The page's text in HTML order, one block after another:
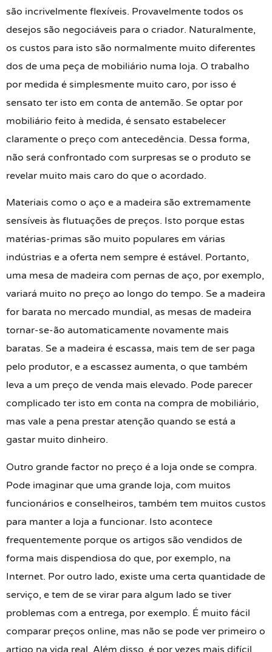
são incrivelmente flexíveis. Provavelmente todos os
desejos são negociáveis para o criador. Naturalmente,
os custos para isto são normalmente muito diferentes
dos de uma peça de mobiliário numa loja. O trabalho
por medida é simplesmente muito caro, por isso é
sensato ter isto em conta de antemão. Se optar por
mobiliário feito à medida, é sensato estabelecer
claramente o preço com antecedência. Dessa forma,
não será confrontado com surpresas se o produto se
revelar muito mais caro do que o acordado.
Materiais como o aço e a madeira são extremamente
sensíveis às flutuações de preços. Isto porque estas
matérias-primas são muito populares em várias
indústrias e a oferta nem sempre é estável. Portanto,
uma mesa de madeira com pernas de aço, por exemplo,
variará muito no preço ao longo do tempo. Se a madeira
for barata no mercado mundial, as mesas de madeira
tornar-se-ão automaticamente novamente mais
baratas. Se a madeira é escassa, mais tem de ser paga
pelo produtor, e a escassez aumenta, o que também
leva a um preço de venda mais elevado. Pode parecer
complicado ter isto em conta na compra de mobiliário,
mas vale a pena prestar atenção quando se está a
gastar muito dinheiro.
Outro grande factor no preço é a loja onde se compra.
Pode imaginar que uma grande loja, com muitos
funcionários e conselheiros, também tem muitos custos
para manter a loja a funcionar. Isto acontece
frequentemente porque os artigos são vendidos de
forma mais dispendiosa do que, por exemplo, na
Internet. Por outro lado, existe uma certa quantidade de
serviço, e tem de se virar para algum lado se tiver
problemas com a entrega, por exemplo. É muito fácil
comparar preços online, mas não se pode ver primeiro o
artigo na vida real. Além disso, é por vezes mais difícil